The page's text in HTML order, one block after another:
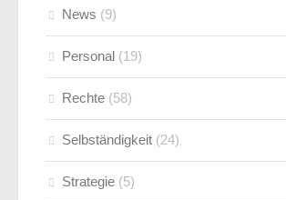
News (9)
Personal (19)
Rechte (58)
Selbständigkeit (24)
Strategie (5)